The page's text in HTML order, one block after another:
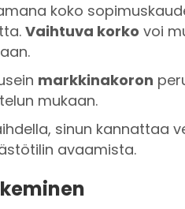
koko
Vaihtuva korko voi
markkinakoron
mukaan.
sinun kannattaa
avaamista.